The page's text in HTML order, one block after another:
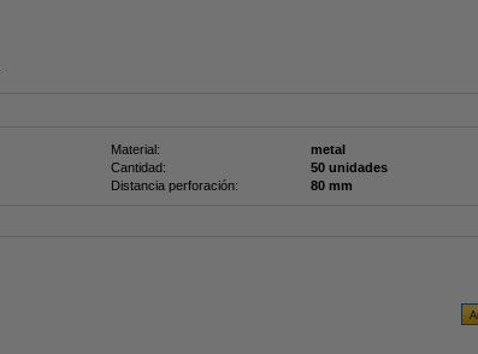
Material:
metal
Cantidad:
50 unidades
Distancia perforación: 80 mm